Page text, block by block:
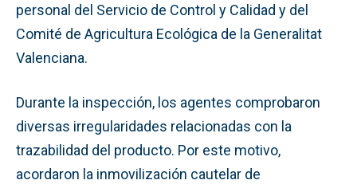
personal del Servicio de Control y Calidad y del
Comité de Agricultura Ecológica de la Generalitat
Valenciana.
Durante la inspección, los agentes comprobaron
diversas irregularidades relacionadas con la
trazabilidad del producto. Por este motivo,
acordaron la inmovilización cautelar de